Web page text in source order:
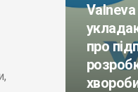
і Pfizer
ряд угод:
на акції та
вакцини проти
Лайма .